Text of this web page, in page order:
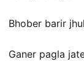
Bhober barir
Ganer pagla